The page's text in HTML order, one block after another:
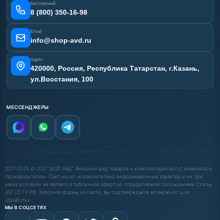
Карта сайта
Бесплатный
8 (800) 350-16-98
Email
info@shop-avd.ru
Адрес
420000, Россия, Республика Татарстан, г.Казань,
ул.Восстания, 100
МЕССЕНДЖЕРЫ
2017-2025 © ООО "ШОП АВД". Внешний вид товаров и комплектация могут изменяться
производителем. Сайт носит исключительно информационный характер и ни при
каких условиях не является публичной офертой, определяемой положениями Статьи
437 (2) ГК РФ. Заполняя формы на сайте, Вы подтверждаете возможность их
обработки.
МЫ В СОЦСЕТЯХ